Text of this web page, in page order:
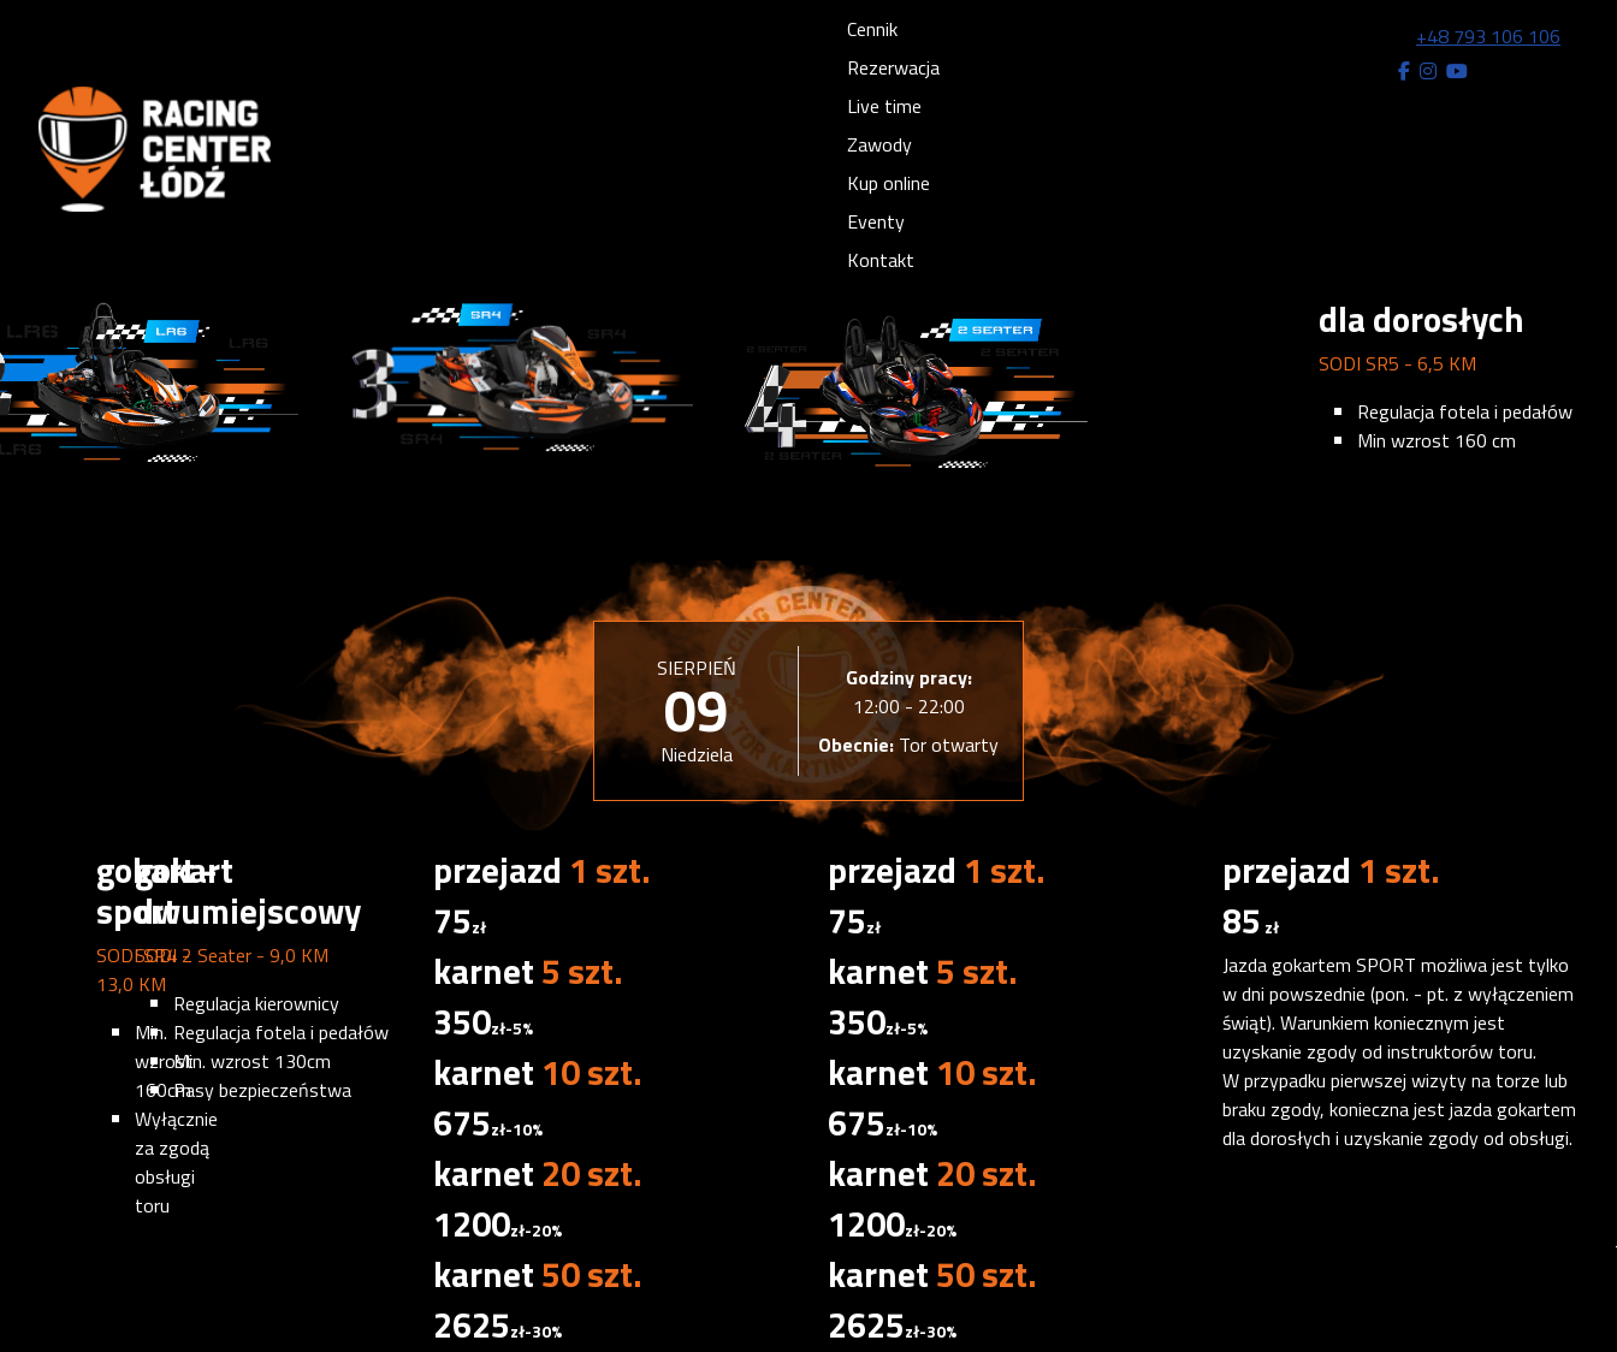
Cennik
Rezerwacja
Live time
Zawody
Kup online
Eventy
Kontakt
+48 793 106 106
SIERPIEŃ
09
Niedziela
Godziny pracy:
12:00 - 22:00
Obecnie: Tor otwarty
dla dorosłych
SODI SR5 - 6,5 KM
Regulacja fotela i pedałów
Min wzrost 160 cm
gokart -
sport
SODI SR4 -
13,0 KM
Min.
wzrost
160cm
Wyłącznie
za zgodą
obsługi
toru
gokart
dwumiejscowy
SODI 2 Seater - 9,0 KM
Regulacja kierownicy
Regulacja fotela i pedałów
Min. wzrost 130cm
Pasy bezpieczeństwa
przejazd 1 szt.
75zł
karnet5 szt.
350zł-5%
karnet 10 szt.
675zł-10%
karnet 20 szt.
1200zł-20%
karnet50 szt.
2625zł-30%
przejazd 1 szt.
75zł
karnet5 szt.
350zł-5%
karnet 10 szt.
675zł-10%
karnet 20 szt.
1200zł-20%
karnet50 szt.
2625zł-30%
przejazd 1 szt.
85 zł
Jazda gokartem SPORT możliwa jest tylko
w dni powszednie (pon. - pt. z wyłączeniem
świąt). Warunkiem koniecznym jest
uzyskanie zgody od instruktorów toru.
W przypadku pierwszej wizyty na torze lub
braku zgody, konieczna jest jazda gokartem
dla dorosłych i uzyskanie zgody od obsługi.